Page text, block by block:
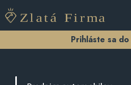
Prihláste sa